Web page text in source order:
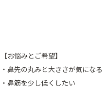
【お悩みとご希望】
・鼻先の丸みと大きさが気になる
・鼻筋を少し低くしたい